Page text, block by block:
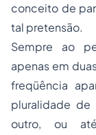
conceito de
tal pretensão.
Sempre ao
apenas em
freqüência
pluralidade
outro, ou